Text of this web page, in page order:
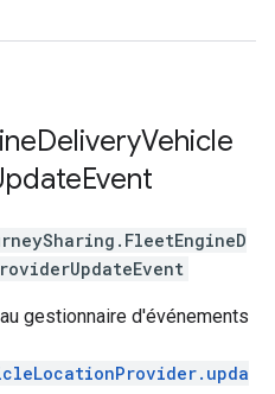
DeliveryVehicle
Event
. FleetEngineD
gestionnaire d'événements